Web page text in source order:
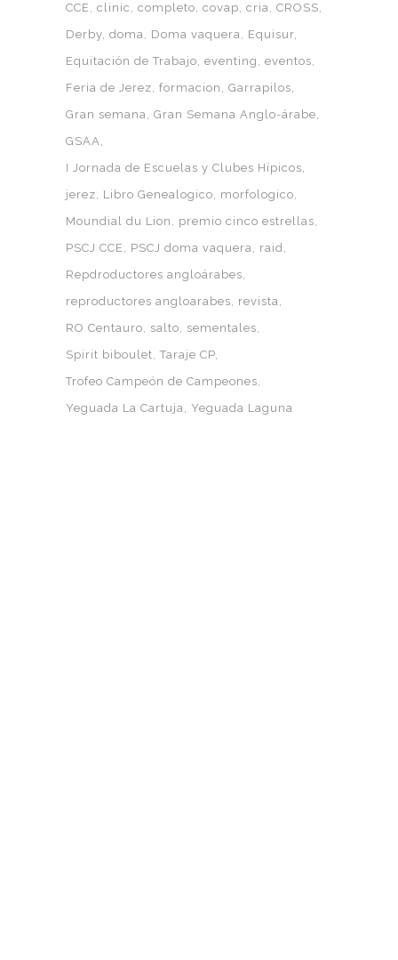
CCE clinic completo covap cria CROSS
Derby doma Doma vaquera
Equisur
Equitación de Trabajo eventing
eventos
Feria de Jerez formacion
Garrapilos
Gran semana Gran Semana Anglo-árabe
GSAA
I Jornada de Escuelas y Clubes Hípicos
jerez
Libro Genealogico
morfologico
Moundial du Lion
premio cinco estrellas
PSCJ CCE
PSCJ doma vaquera
raid
Repdroductores angloárabes
reproductores angloarabes
revista
RO Centauro
salto
sementales
Spirit biboulet Taraje CP
Trofeo Campeón de Campeones
Yeguada La Cartuja Yeguada Laguna